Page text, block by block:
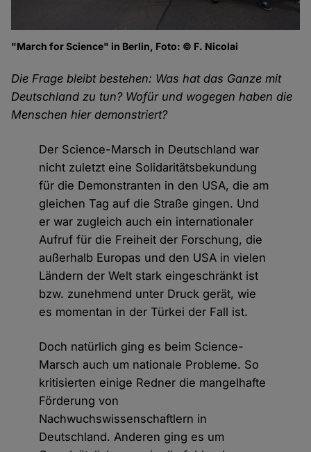
"March for Science" in Berlin, Foto: © F. Nicolai
Die Frage bleibt bestehen: Was hat das Ganze mit
Deutschland zu tun? Wofür und wogegen haben die
Menschen hier demonstriert?
Der Science-Marsch in Deutschland war
nicht zuletzt eine Solidaritätsbekundung
für die Demonstranten in den USA, die am
gleichen Tag auf die Straße gingen. Und
er war zugleich auch ein internationaler
Aufruf für die Freiheit der Forschung, die
außerhalb Europas und den USA in vielen
Ländern der Welt stark eingeschränkt ist
bzw. zunehmend unter Druck gerät, wie
es momentan in der Türkei der Fall ist.
Doch natürlich ging es beim Science-
Marsch auch um nationale Probleme. So
kritisierten einige Redner die mangelhafte
Förderung von
Nachwuchswissenschaftlern in
Deutschland. Anderen ging es um